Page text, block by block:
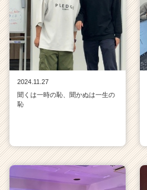
2024.11.27
聞くは一時の恥、聞かぬは一生の
恥